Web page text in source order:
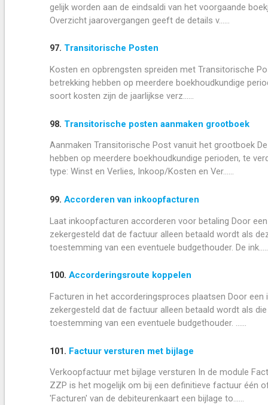
gelijk worden aan de eindsaldi van het voorgaande
Overzicht jaarovergangen geeft de details v......
97. Transitorische Posten
Kosten en opbrengsten spreiden met Transitorische
betrekking hebben op meerdere boekhoudkundige
soort kosten zijn de jaarlijkse verz......
98. Transitorische posten aanmaken grootboek
Aanmaken Transitorische Post vanuit het grootboek
hebben op meerdere boekhoudkundige perioden, te
type: Winst en Verlies, Inkoop/Kosten en Ver......
99. Accorderen van inkoopfacturen
Laat inkoopfacturen accorderen voor betaling Door
zekergesteld dat de factuur alleen betaald wordt als
toestemming van een eventuele budgethouder. De
100. Accorderingsroute koppelen
Facturen in het accorderingsproces plaatsen Door
zekergesteld dat de factuur alleen betaald wordt als
toestemming van een eventuele budgethouder. ......
101. Factuur versturen met bijlage
Verkoopfactuur met bijlage versturen In de module
ZZP is het mogelijk om bij een definitieve factuur één
'Facturen' van de debiteurenkaart een bijlage to......